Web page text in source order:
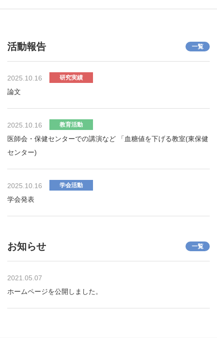
活動報告 一覧
2025.10.16 研究実績
論文
2025.10.16 教育活動
医師会・保健センターでの講演など 「血糖値を下げる教室(東保健
センター)
2025.10.16 学会活動
学会発表
お知らせ 一覧
2021.05.07
ホームページを公開しました。